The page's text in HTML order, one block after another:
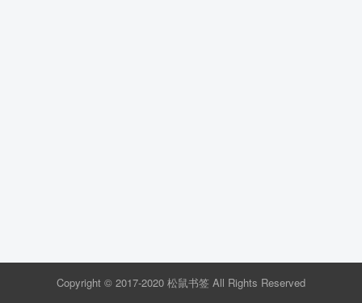
Copyright © 2017-2020 松鼠书签 All Rights Reserved